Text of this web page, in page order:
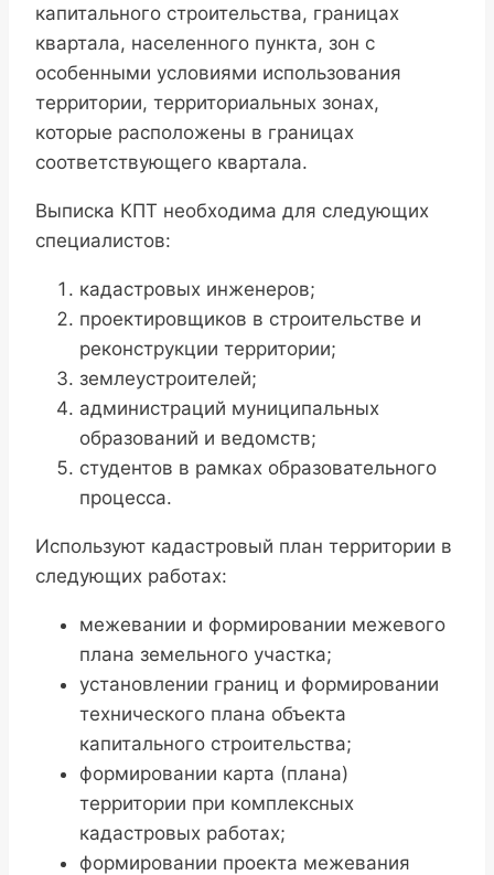
капитального строительства, границах
квартала, населенного пункта, зон с
особенными условиями использования
территории, территориальных зонах,
которые расположены в границах
соответствующего квартала.
Выписка КПТ необходима для следующих
специалистов:
кадастровых инженеров;
проектировщиков в строительстве и
реконструкции территории;
землеустроителей;
администраций муниципальных
образований и ведомств;
студентов в рамках образовательного
процесса.
Используют кадастровый план территории в
следующих работах:
межевании и формировании межевого
плана земельного участка;
установлении границ и формировании
технического плана объекта
капитального строительства;
формировании карта (плана)
территории при комплексных
кадастровых работах;
формировании проекта межевания